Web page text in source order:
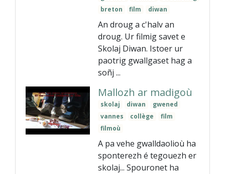
breton
film diwan
An droug a c'halv an
droug. Ur filmig savet e
Skolaj Diwan. Istoer ur
paotrig gwallgaset hag a
soñj ...
Mallozh ar madigoù
skolaj diwan
gwened
vannes
collège
film
filmoù
A pa vehe gwalldaolioù ha
sponterezh é tegouezh er
skolaj... Spouronet ha